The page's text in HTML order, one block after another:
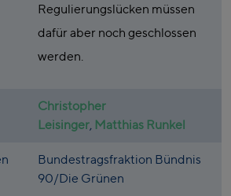
Regulierungslücken müssen
dafür aber noch geschlossen
werden.
Christopher
Leisinger, Matthias Runkel
Bundestragsfraktion Bündnis
90/Die Grünen